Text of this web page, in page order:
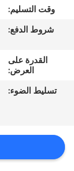
خريطة
الموقع
PRIVACY
POLICY
وقت التسليم:
شروط الدفع:
القدرة على
العرض:
تسليط الضوء: